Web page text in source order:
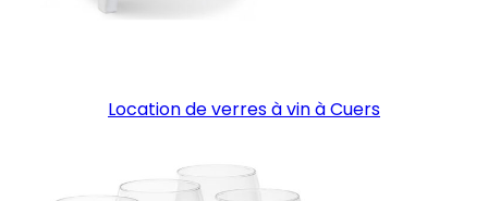
Location de verres à vin à Cuers